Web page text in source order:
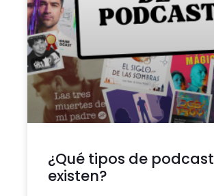
¿Qué tipos de podcast
existen?